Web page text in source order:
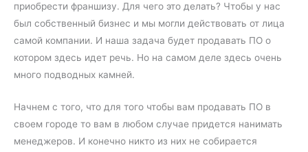
приобрести франшизу. Для чего это делать? Чтобы у нас
был собственный бизнес и мы могли действовать от лица
самой компании. И наша задача будет продавать ПО о
котором здесь идет речь. Но на самом деле здесь очень
много подводных камней.
Начнем с того, что для того чтобы вам продавать ПО в
своем городе то вам в любом случае придется нанимать
менеджеров. И конечно никто из них не собирается